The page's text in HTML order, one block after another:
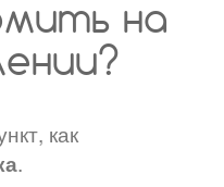
на
как
.⠀⠀⠀⠀⠀⠀⠀⠀